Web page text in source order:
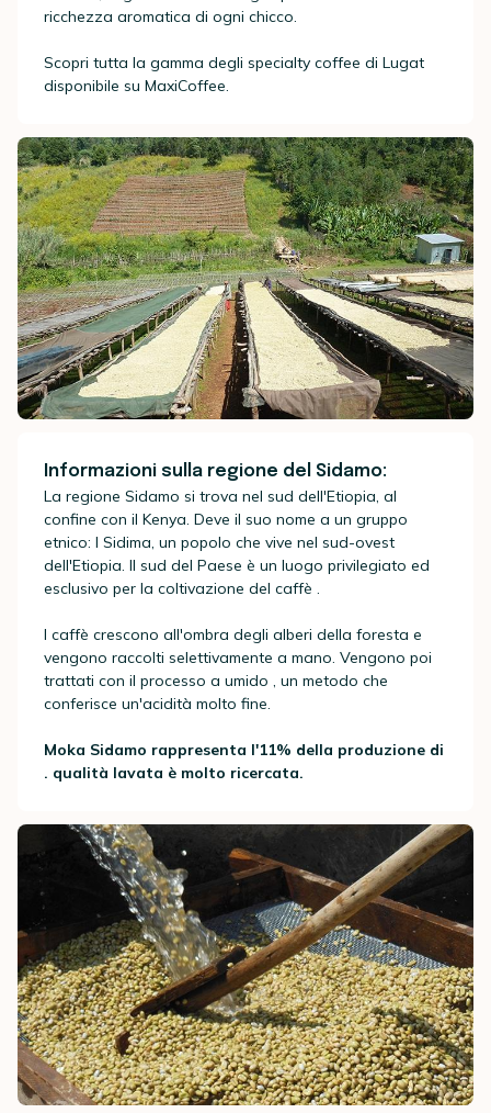
ricchezza aromatica di ogni chicco.
Scopri tutta la gamma degli specialty coffee di Lugat
disponibile su MaxiCoffee.
Informazioni sulla regione del Sidamo:
La regione Sidamo si trova nel sud dell'Etiopia, al
confine con il Kenya. Deve il suo nome a un gruppo
etnico: I Sidima, un popolo che vive nel sud-ovest
dell'Etiopia. Il sud del Paese è un luogo privilegiato ed
esclusivo per la coltivazione del caffè .
I caffè crescono all'ombra degli alberi della foresta e
vengono raccolti selettivamente a mano. Vengono poi
trattati con il processo a umido , un metodo che
conferisce un'acidità molto fine.
Moka Sidamo rappresenta l'11% della produzione di
. qualità lavata è molto ricercata.